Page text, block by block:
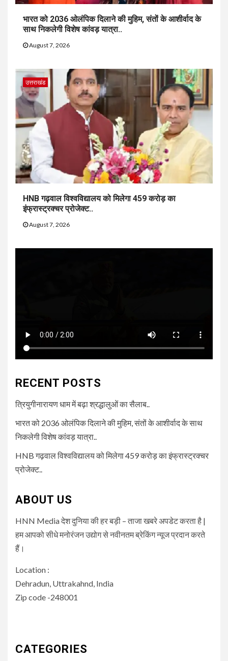
भारत को 2036 ओलंपिक दिलाने की मुहिम, संतों के आशीर्वाद के
साथ निकलेगी विशेष कांवड़ यात्रा..
August 7, 2026
उत्तराखंड
HNB गढ़वाल विश्वविद्यालय को मिलेगा 459 करोड़ का
इंफ्रास्ट्रक्चर प्रोजेक्ट..
August 7, 2026
RECENT POSTS
त्रियुगीनारायण धाम में बढ़ा श्रद्धालुओं का सैलाब..
भारत को 2036 ओलंपिक दिलाने की मुहिम, संतों के आशीर्वाद के साथ
निकलेगी विशेष कांवड़ यात्रा..
HNB गढ़वाल विश्वविद्यालय को मिलेगा 459 करोड़ का इंफ्रास्ट्रक्चर
प्रोजेक्ट..
ABOUT US
HNN Media देश दुनिया की हर बड़ी – ताजा खबरे अपडेट करता है |
हम आपको सीधे मनोरंजन उद्योग से नवीनतम ब्रेकिंग न्यूज प्रदान करते
हैं।
Location :
Dehradun, Uttrakahnd, India
Zip code -248001
CATEGORIES